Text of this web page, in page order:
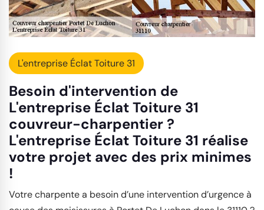
L'entreprise Éclat Toiture 31
Besoin d'intervention de
L'entreprise Éclat Toiture 31
couvreur-charpentier ?
L'entreprise Éclat Toiture 31 réalise
votre projet avec des prix minimes
!
Votre charpente a besoin d’une intervention d’urgence à